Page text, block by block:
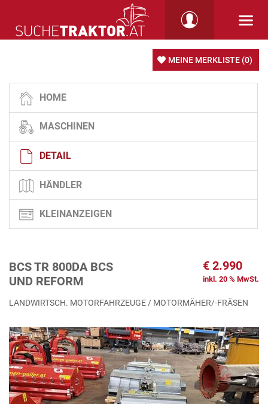
MEINE MERKLISTE (0)
HOME
MASCHINEN
DETAIL
HÄNDLER
KLEINANZEIGEN
BCS TR 800DA BCS
UND REFORM
€ 2.990
inkl. 20 % MwSt.
LANDWIRTSCH. MOTORFAHRZEUGE / MOTORMÄHER/-FRÄSEN